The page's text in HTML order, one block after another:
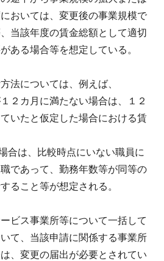
おいては、変更後の事業規模で
当該年度の賃金総額として適切
ある場合等を想定している。
法については、例えば、
２カ月に満たない場合は、１２
いたと仮定した場合における賃
合は、比較時点にいない職員に
であって、勤務年数等が同等の
ること等が想定される。
ビス事業所等について一括して
て、当該申請に関係する事業所
、変更の届出が必要とされてい